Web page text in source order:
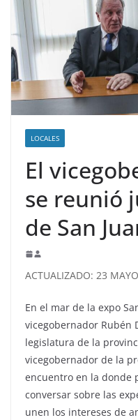
LOCALES
El
se reunió
de San
ACTUALIZADO: 23
En el mar de la expo
vicegobernador Rubén
legislatura de la
vicegobernador de la
encuentro en la donde
conversar sobre las
unen los intereses de